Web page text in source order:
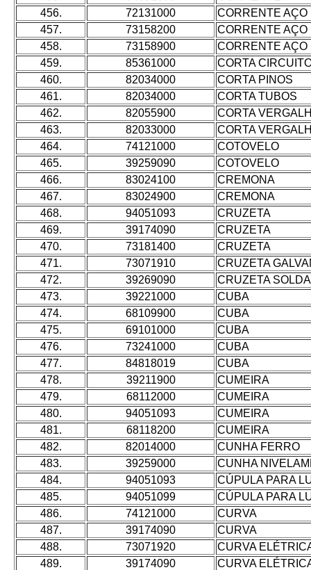
456.
72131000
CORRENTE AÇO
457.
73158200
CORRENTE AÇO
458.
73158900
CORRENTE AÇO
459.
85361000
CORTA
460.
82034000
CORTA PINOS
461.
82034000
CORTA TUBOS
462.
82055900
CORTA
463.
82033000
CORTA
464.
74121000
COTOVELO
465.
39259090
COTOVELO
466.
83024100
CREMONA
467.
83024900
CREMONA
468.
94051093
CRUZETA
469.
39174090
CRUZETA
470.
73181400
CRUZETA
471.
73071910
CRUZETA
472.
39269090
CRUZETA SOLDA
473.
39221000
CUBA
474.
68109900
CUBA
475.
69101000
CUBA
476.
73241000
CUBA
477.
84818019
CUBA
478.
39211900
CUMEIRA
479.
68112000
CUMEIRA
480.
94051093
CUMEIRA
481.
68118200
CUMEIRA
482.
82014000
CUNHA FERRO
483.
39259000
CUNHA
484.
94051093
CÚPULA PARA
485.
94051099
CÚPULA PARA
486.
74121000
CURVA
487.
39174090
CURVA
488.
73071920
CURVA
489.
39174090
CURVA